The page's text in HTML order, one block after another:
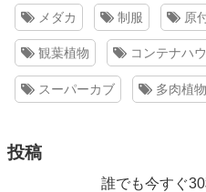
メダカ 制服 原
観葉植物 コンテナハ
スーパーカブ 多肉植物
投稿
誰でも今すぐ